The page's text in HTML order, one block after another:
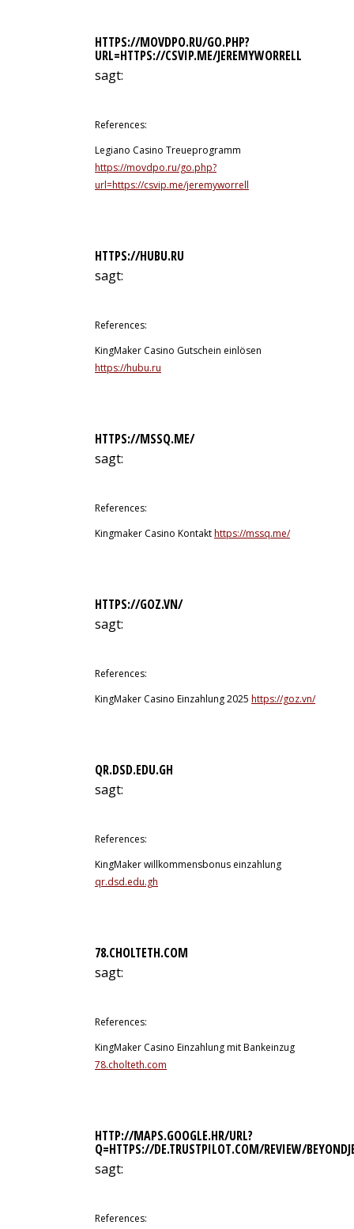
HTTPS://MOVDPO.RU/GO.PHP?
URL=HTTPS://CSVIP.ME/JEREMYWORRELL
sagt:
References:
Legiano Casino Treueprogramm
https://movdpo.ru/go.php?
url=https://csvip.me/jeremyworrell
HTTPS://HUBU.RU
sagt:
References:
KingMaker Casino Gutschein einlösen
https://hubu.ru
HTTPS://MSSQ.ME/
sagt:
References:
Kingmaker Casino Kontakthttps://mssq.me/
HTTPS://GOZ.VN/
sagt:
References:
KingMaker Casino Einzahlung 2025 https://goz.vn/
QR.DSD.EDU.GH
sagt:
References:
KingMaker willkommensbonus einzahlung
qr.dsd.edu.gh
78.CHOLTETH.COM
sagt:
References:
KingMaker Casino Einzahlung mit Bankeinzug
78.cholteth.com
HTTP://MAPS.GOOGLE.HR/URL?
Q=HTTPS://DE.TRUSTPILOT.COM/REVIEW/
sagt:
References: